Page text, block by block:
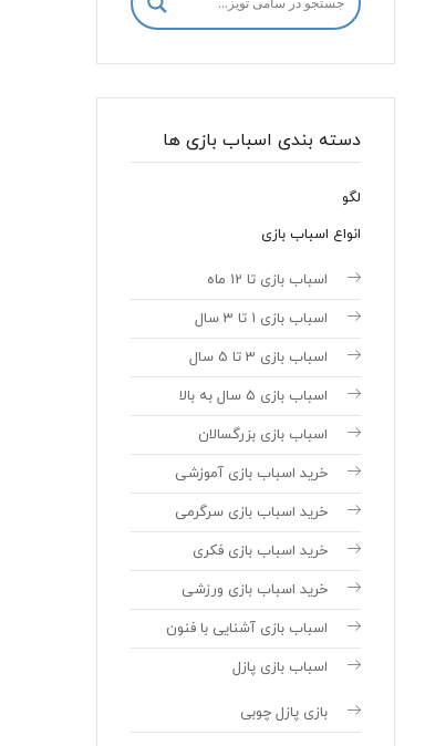
دسته بندی اسباب بازی ها
لگو
انواع اسباب بازی
اسباب بازی تا 12 ماه
اسباب بازی 1 تا 3 سال
اسباب بازی 3 تا 5 سال
اسباب بازی 5 سال به بالا
اسباب بازی بزرگسالان
خرید اسباب بازی آموزشی
خرید اسباب بازی سرگرمی
خرید اسباب بازی فکری
خرید اسباب بازی ورزشی
اسباب بازی آشنایی با فنون
اسباب بازی پازل
بازی پازل چوبی